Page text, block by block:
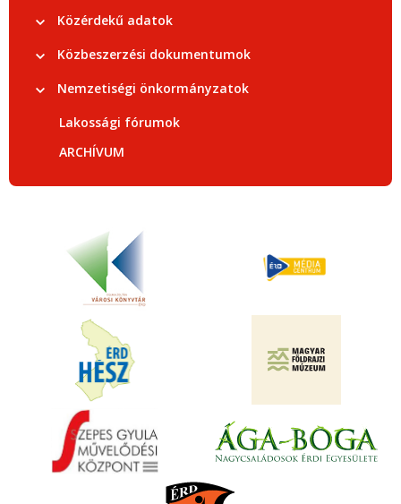
Közérdekű adatok
Közbeszerzési dokumentumok
Nemzetiségi önkormányzatok
Lakossági fórumok
ARCHÍVUM